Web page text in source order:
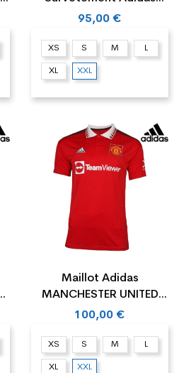
JUVENTUS
95,00 €
XS S M L
XL XXL
Maillot Adidas
MANCHESTER UNITED
DOMICILE 22/23
100,00 €
XS S M L
XL XXL